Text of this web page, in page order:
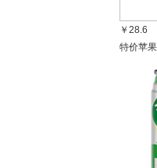
￥28.6
特价苹